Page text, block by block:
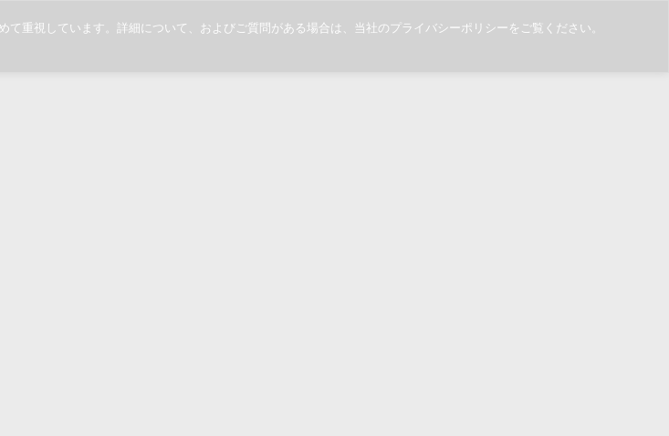
重視しています。詳細について、およびご質問がある場合は、当社のプライバシーポリシーをご覧ください。